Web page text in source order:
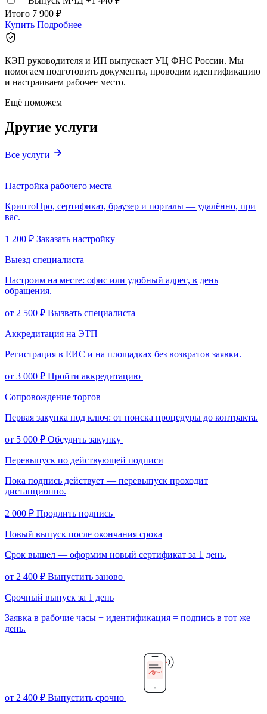
Итого 7 900 ₽
Купить Подробнее
КЭП руководителя и ИП выпускает УЦ ФНС России. Мы
помогаем подготовить документы, проводим идентификацию
и настраиваем рабочее место.
Ещё поможем
Другие услуги
Все услуги
Настройка рабочего места
КриптоПро, сертификат, браузер и порталы — удалённо, при
вас.
1 200 ₽ Заказать настройку
Выезд специалиста
Настроим на месте: офис или удобный адрес, в день
обращения.
от 2 500 ₽ Вызвать специалиста
Аккредитация на ЭТП
Регистрация в ЕИС и на площадках без возвратов заявки.
от 3 000 ₽ Пройти аккредитацию
Сопровождение торгов
Первая закупка под ключ: от поиска процедуры до контракта.
от 5 000 ₽ Обсудить закупку
Перевыпуск по действующей подписи
Пока подпись действует — перевыпуск проходит
дистанционно.
2 000 ₽ Продлить подпись
Новый выпуск после окончания срока
Срок вышел — оформим новый сертификат за 1 день.
от 2 400 ₽ Выпустить заново
Срочный выпуск за 1 день
Заявка в рабочие часы + идентификация = подпись в тот же
день.
от 2 400 ₽ Выпустить срочно